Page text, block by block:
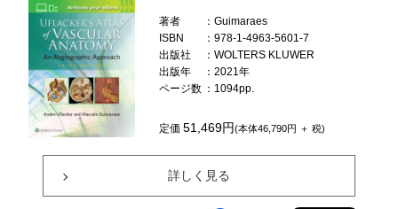
著者
：Guimaraes
ISBN
：978-1-4963-5601-7
出版社
：WOLTERS KLUWER
出版年
：2021年
ページ数 ：1094pp.
定価51,469円(本体46,790円 ＋ 税)
詳しく見る